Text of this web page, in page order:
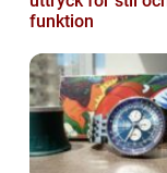
funktion